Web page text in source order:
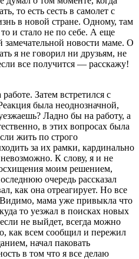
то есть сесть в самолет с
в новой стране. Одному, там
и стало не по себе. А еще
новости маме. О
я не говорил ни друзьям, не
все получится — расскажу!
Затем встретился с
была неоднозначной,
Ладно бы на работу, а
в этих вопросах была
жить по строго
за их рамки, кардинально
К слову, я и не
моим решением,
очередь рассказал
как она отреагирует. Но все
мама уже привыкла что
то уезжал в поисках новых
не выйдет, всегда можно
как всем сообщил и пережил
начал паковать
в том что я все делаю